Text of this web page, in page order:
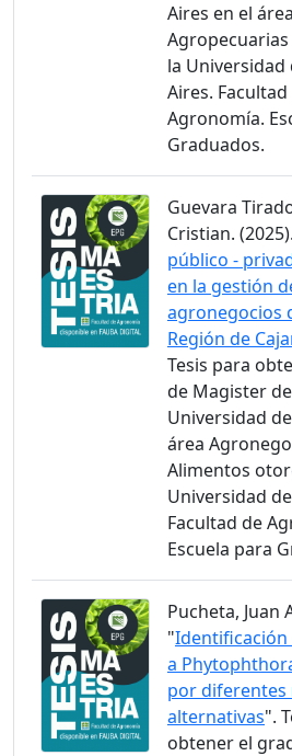
Aires en el
la Universidad
Aires.
Agronomía.
Graduados.
Guevara
Cristian.
público -
en la gestión
agronegocios
Región de
Tesis para
de Magister
Universidad
área
Alimentos
Universidad
Facultad de
Escuela para
Pucheta, Juan
"Identificación
a
por
alternativas".
obtener el